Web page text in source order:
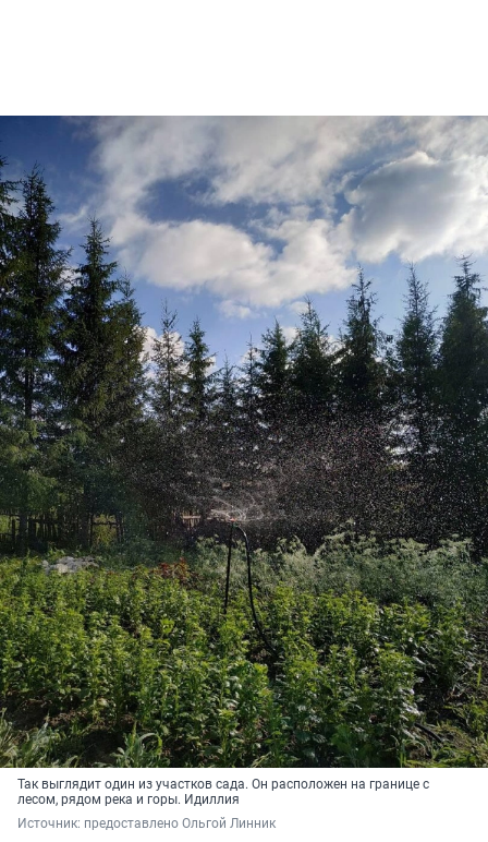
Так выглядит один из участков сада. Он расположен на границе с
лесом, рядом река и горы. Идиллия
Источник: предоставлено Ольгой Линник